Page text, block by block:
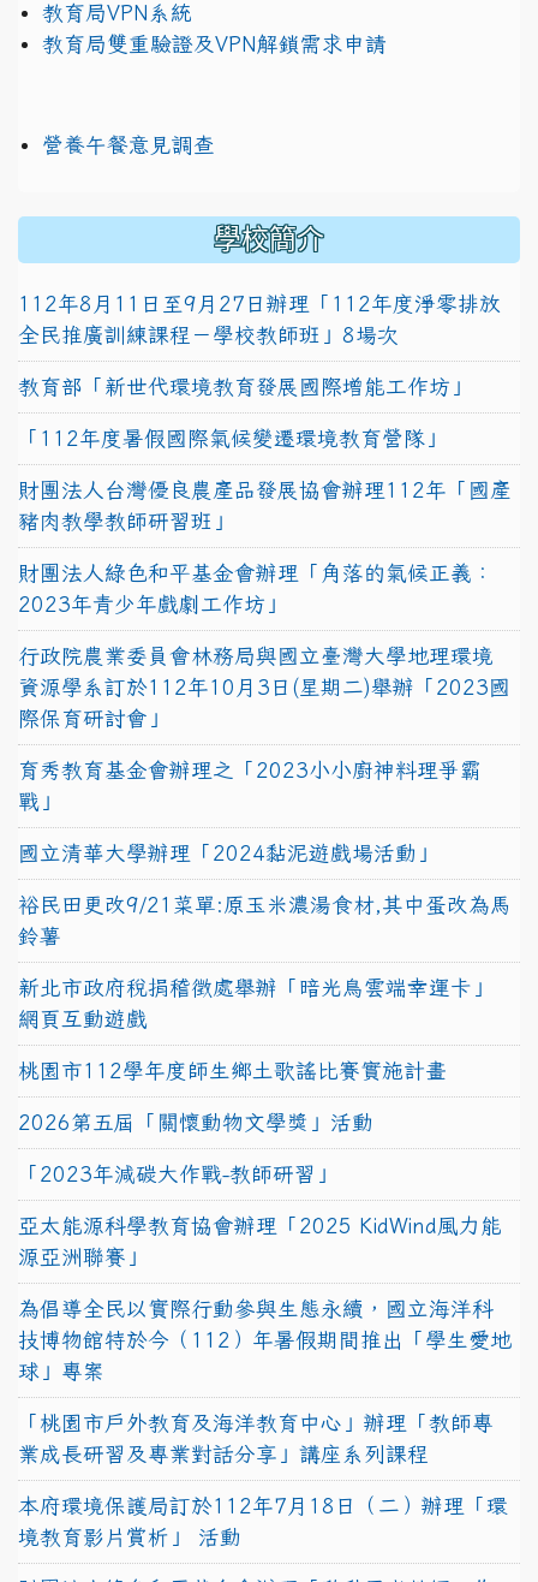
教育局VPN系統
教育局雙重驗證及VPN解鎖需求申請
營養午餐意見調查
學校簡介
112年8月11日至9月27日辦理「112年度淨零排放
全民推廣訓練課程－學校教師班」8場次
教育部「新世代環境教育發展國際增能工作坊」
「112年度暑假國際氣候變遷環境教育營隊」
財團法人台灣優良農產品發展協會辦理112年「國產
豬肉教學教師研習班」
財團法人綠色和平基金會辦理「角落的氣候正義：
2023年青少年戲劇工作坊」
行政院農業委員會林務局與國立臺灣大學地理環境
資源學系訂於112年10月3日(星期二)舉辦「2023國
際保育研討會」
育秀教育基金會辦理之「2023小小廚神料理爭霸
戰」
國立清華大學辦理「2024黏泥遊戲場活動」
裕民田更改9/21菜單:原玉米濃湯食材,其中蛋改為馬
鈴薯
新北市政府稅捐稽徵處舉辦「暗光鳥雲端幸運卡」
網頁互動遊戲
桃園市112學年度師生鄉土歌謠比賽實施計畫
2026第五屆「關懷動物文學獎」活動
「2023年減碳大作戰-教師研習」
亞太能源科學教育協會辦理「2025 KidWind風力能
源亞洲聯賽」
為倡導全民以實際行動參與生態永續，國立海洋科
技博物館特於今（112）年暑假期間推出「學生愛地
球」專案
「桃園市戶外教育及海洋教育中心」辦理「教師專
業成長研習及專業對話分享」講座系列課程
本府環境保護局訂於112年7月18日（二）辦理「環
境教育影片賞析」 活動